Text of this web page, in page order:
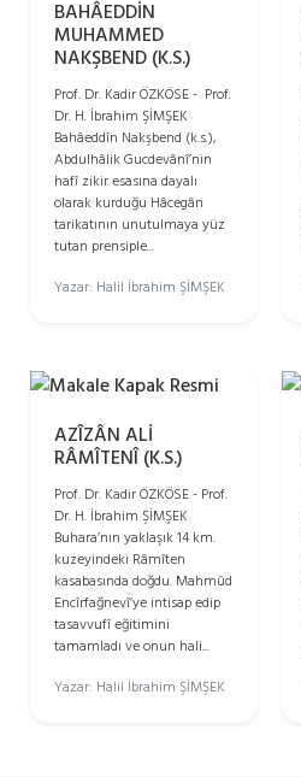
BAHÂEDDİN
MUHAMMED
NAKŞBEND (K.S.)
Prof. Dr. Kadir ÖZKÖSE - Prof.
Dr. H. İbrahim ŞİMŞEK
Bahâeddîn Nakşbend (k.s.),
Abdulhâlik Gucdevânî’nin
hafî zikir esasına dayalı
olarak kurduğu Hâcegân
tarikatının unutulmaya yüz
tutan prensiple...
Yazar: Halil İbrahim ŞİMŞEK
AZÎZÂN ALİ
RÂMÎTENÎ (K.S.)
Prof. Dr. Kadir ÖZKÖSE - Prof.
Dr. H. İbrahim ŞİMŞEK
Buhara’nın yaklaşık 14 km.
kuzeyindeki Râmîten
kasabasında doğdu. Mahmûd
Encîrfağnevî’ye intisap edip
tasavvufî eğitimini
tamamladı ve onun hali...
Yazar: Halil İbrahim ŞİMŞEK